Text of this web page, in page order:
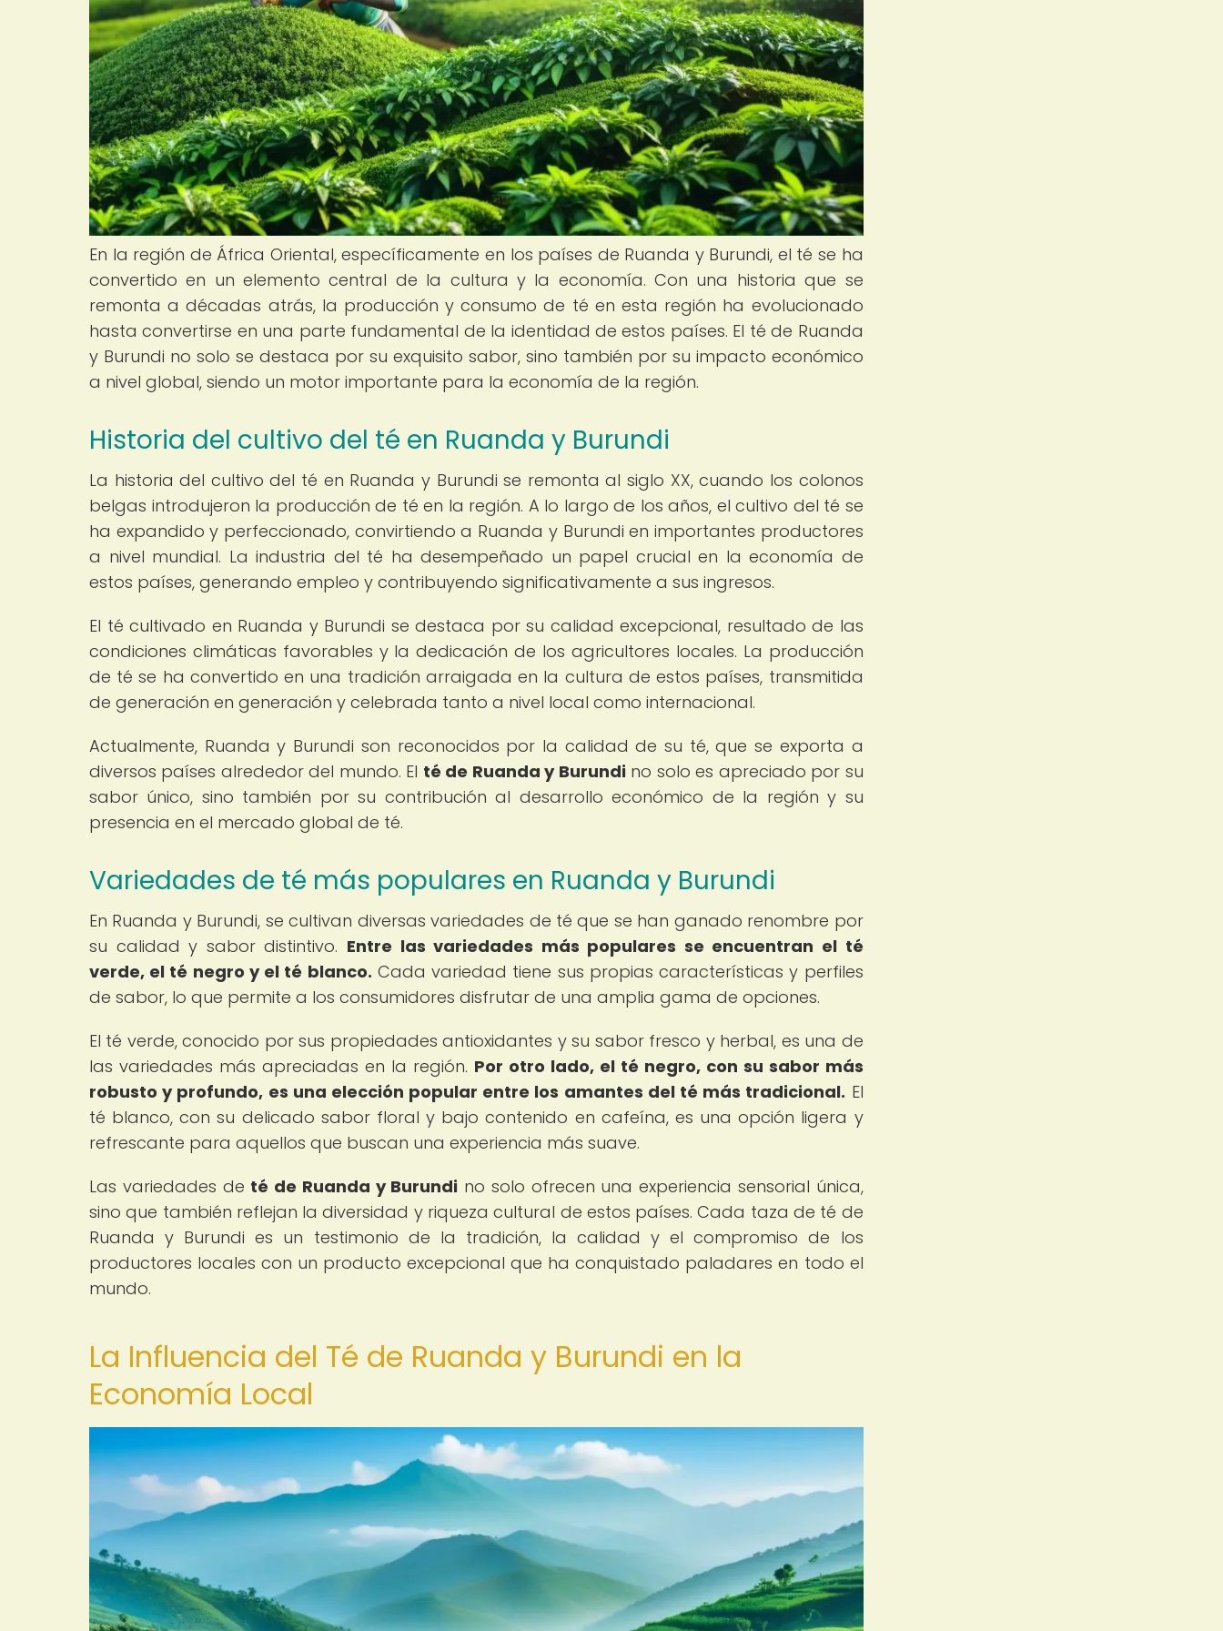
En la región de África Oriental, específicamente en los países de Ruanda y Burundi, el té se ha
convertido en un elemento central de la cultura y la economía. Con una historia que se
remonta a décadas atrás, la producción y consumo de té en esta región ha evolucionado
hasta convertirse en una parte fundamental de la identidad de estos países. El té de Ruanda
y Burundi no solo se destaca por su exquisito sabor, sino también por su impacto económico
a nivel global, siendo un motor importante para la economía de la región.
Historia del cultivo del té en Ruanda y Burundi
La historia del cultivo del té en Ruanda y Burundi se remonta al siglo XX, cuando los colonos
belgas introdujeron la producción de té en la región. A lo largo de los años, el cultivo del té se
ha expandido y perfeccionado, convirtiendo a Ruanda y Burundi en importantes productores
a nivel mundial. La industria del té ha desempeñado un papel crucial en la economía de
estos países, generando empleo y contribuyendo significativamente a sus ingresos.
El té cultivado en Ruanda y Burundi se destaca por su calidad excepcional, resultado de las
condiciones climáticas favorables y la dedicación de los agricultores locales. La producción
de té se ha convertido en una tradición arraigada en la cultura de estos países, transmitida
de generación en generación y celebrada tanto a nivel local como internacional.
Actualmente, Ruanda y Burundi son reconocidos por la calidad de su té, que se exporta a
diversos países alrededor del mundo. El té de Ruanda y Burundino solo es apreciado por su
sabor único, sino también por su contribución al desarrollo económico de la región y su
presencia en el mercado global de té.
Variedades de té más populares en Ruanda y Burundi
En Ruanda y Burundi, se cultivan diversas variedades de té que se han ganado renombre por
su calidad y sabor distintivo. Entre las variedades más populares se encuentran el té
verde, el té negro y el té blanco. Cada variedad tiene sus propias características y perfiles
de sabor, lo que permite a los consumidores disfrutar de una amplia gama de opciones.
El té verde, conocido por sus propiedades antioxidantes y su sabor fresco y herbal, es una de
las variedades más apreciadas en la región. Por otro lado, el té negro, con su sabor más
robusto y profundo, es una elección popular entre los amantes del té más tradicional. El
té blanco, con su delicado sabor floral y bajo contenido en cafeína, es una opción ligera y
refrescante para aquellos que buscan una experiencia más suave.
Las variedades de té de Ruanda y Burundi no solo ofrecen una experiencia sensorial única,
sino que también reflejan la diversidad y riqueza cultural de estos países. Cada taza de té de
Ruanda y Burundi es un testimonio de la tradición, la calidad y el compromiso de los
productores locales con un producto excepcional que ha conquistado paladares en todo el
mundo.
La Influencia del Té de Ruanda y Burundi en la
Economía Local